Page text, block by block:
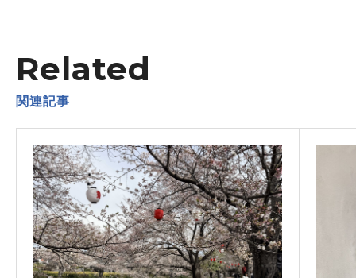
Related
関連記事